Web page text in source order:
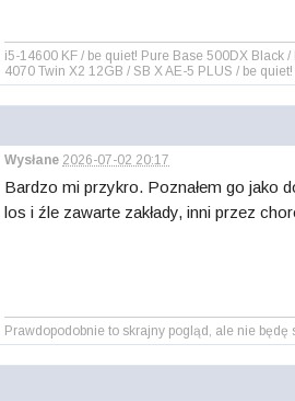
i5-14600 KF / be quiet! Pure Base 500DX Black
4070 Twin X2 12GB / SB X AE-5 PLUS / be
Wysłane 2026-07-02 20:17
Bardzo mi przykro. Poznałem go jako
los i źle zawarte zakłady, inni przez
Prawdopodobnie to skrajny pogląd, ale nie będę